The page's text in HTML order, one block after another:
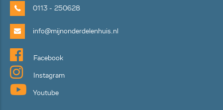
0113 - 250628
info@mijnonderdelenhuis.nl
Facebook
Instagram
Youtube